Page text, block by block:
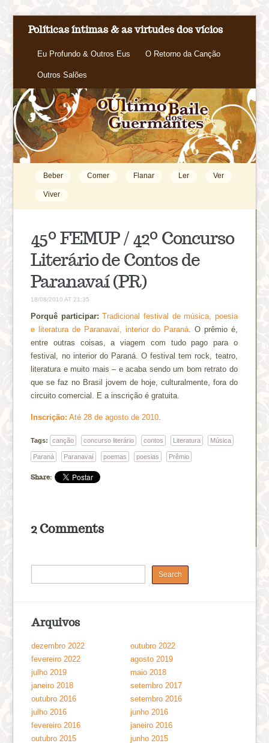
Políticas íntimas & as virtudes dos vícios
Eu Profundo & Outros Eus O Retorno da Canção
Outros Salões
Beber Comer Flanar Ler Ver
Viver
45º FEMUP / 42º Concurso
Literário de Contos de
Paranavaí (PR)
18/08/2010 AT 21:35
Porquê participar: Tradicional festival de música, poesia
e literatura de Paranavaí, interior do Paraná . O prêmio é,
entre outras coisas, a viagem com tudo pago para o
festival, no interior do Paraná. O festival tem rock, teatro,
literatura e muito mais – e acaba sendo um bom retrato do
que se faz no Brasil jovem de hoje, culturalmente, fora do
circuito comercial. E a inscrição é gratuita.
Inscrição: Até 28 de agosto de 2010
Tags: canção concurso literário contos Literatura Música
Paraná Paranavaí poemas poesias Prêmio
Share:
2 Comments
Arquivos
dezembro 2022
outubro 2022
fevereiro 2022
agosto 2019
julho 2019
maio 2018
janeiro 2018
setembro 2017
outubro 2016
setembro 2016
julho 2016
junho 2016
fevereiro 2016
janeiro 2016
outubro 2015
junho 2015